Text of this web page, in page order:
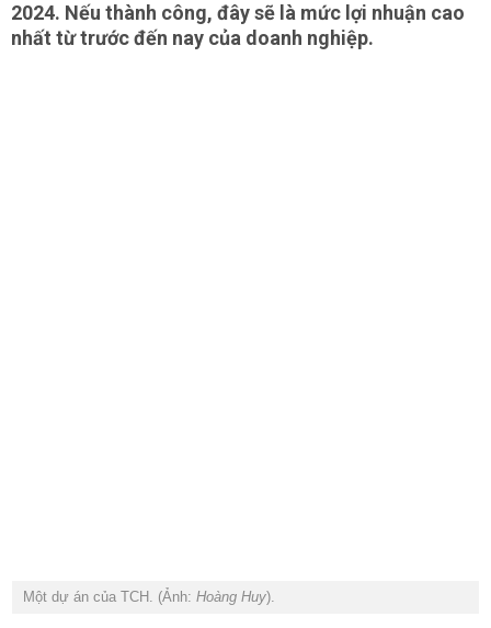
2024. Nếu thành công, đây sẽ là mức lợi nhuận cao
nhất từ trước đến nay của doanh nghiệp.
Một dự án của TCH. (Ảnh: Hoàng Huy).